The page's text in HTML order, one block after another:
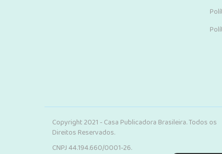
Copyright 2021 - Casa Publicadora Brasileira. Todos os
Direitos Reservados.
CNPJ 44.194.660/0001-26.